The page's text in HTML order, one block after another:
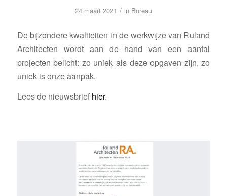
24 maart 2021 / in Bureau
De bijzondere kwaliteiten in de werkwijze van Ruland
Architecten wordt aan de hand van een aantal
projecten belicht: zo uniek als deze opgaven zijn, zo
uniek is onze aanpak.
Lees de nieuwsbrief hier.